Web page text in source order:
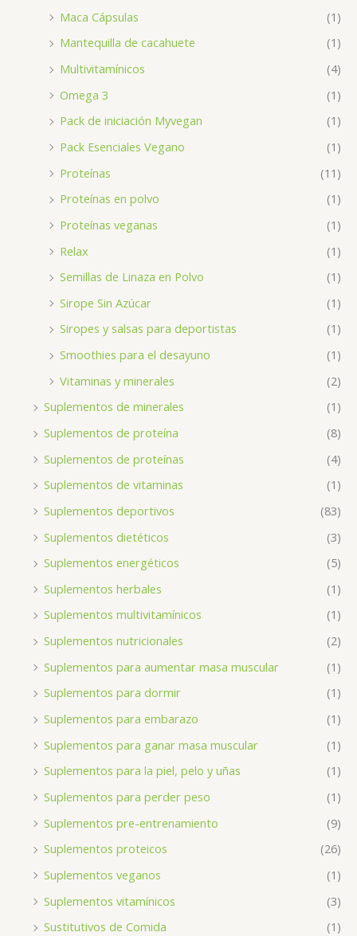
Maca Cápsulas
(1)
Mantequilla de cacahuete
(1)
Multivitamínicos
(4)
Omega 3
(1)
Pack de iniciación Myvegan
(1)
Pack Esenciales Vegano
(1)
Proteínas
(11)
Proteínas en polvo
(1)
Proteínas veganas
(1)
Relax
(1)
Semillas de Linaza en Polvo
(1)
Sirope Sin Azúcar
(1)
Siropes y salsas para deportistas
(1)
Smoothies para el desayuno
(1)
Vitaminas y minerales
(2)
Suplementos de minerales
(1)
Suplementos de proteína
(8)
Suplementos de proteínas
(4)
Suplementos de vitaminas
(1)
Suplementos deportivos
(83)
Suplementos dietéticos
(3)
Suplementos energéticos
(5)
Suplementos herbales
(1)
Suplementos multivitamínicos
(1)
Suplementos nutricionales
(2)
Suplementos para aumentar masa muscular
(1)
Suplementos para dormir
(1)
Suplementos para embarazo
(1)
Suplementos para ganar masa muscular
(1)
Suplementos para la piel, pelo y uñas
(1)
Suplementos para perder peso
(1)
Suplementos pre-entrenamiento
(9)
Suplementos proteicos
(26)
Suplementos veganos
(1)
Suplementos vitamínicos
(3)
Sustitutivos de Comida
(1)